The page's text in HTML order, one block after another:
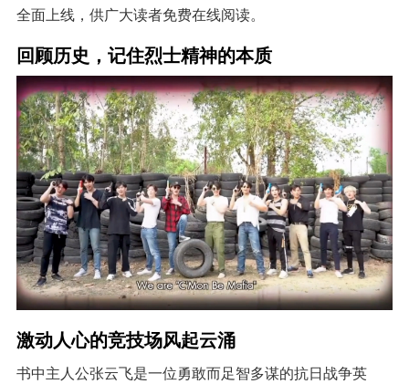
全面上线，供广大读者免费在线阅读。
回顾历史，记住烈士精神的本质
激动人心的竞技场风起云涌
书中主人公张云飞是一位勇敢而足智多谋的抗日战争英